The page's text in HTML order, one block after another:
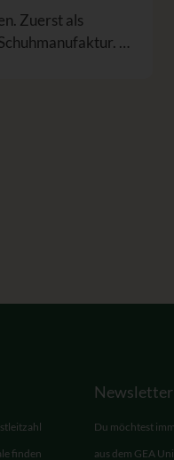
Zuerst als
…
finden
Newsletter
Du möchtest
aus dem GEA